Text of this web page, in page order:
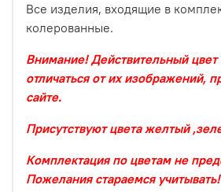
Все изделия, входящие в
колерованные.
Внимание! Действительный
отличаться от их изображений,
сайте.
Присутствуют цвета желтый
Комплектация по цветам не
Пожелания стараемся учитывать!